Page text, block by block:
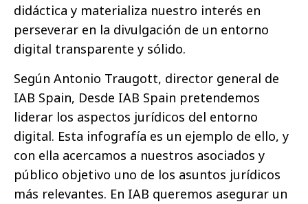
didáctica y materializa nuestro interés en
perseverar en la divulgación de un entorno
digital transparente y sólido.
Según Antonio Traugott, director general de
IAB Spain, Desde IAB Spain pretendemos
liderar los aspectos jurídicos del entorno
digital. Esta infografía es un ejemplo de ello, y
con ella acercamos a nuestros asociados y
público objetivo uno de los asuntos jurídicos
más relevantes. En IAB queremos asegurar un